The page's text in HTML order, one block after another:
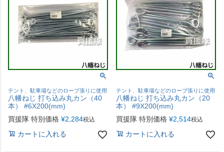
テント、駐車場などのロープ張りに使用
八幡ねじ 打ち込み丸カン（40
本） #6X200(mm)
買援隊 特別価格 ¥2,284税込
カートに入れる
テント、駐車場などのロープ張りに使用
八幡ねじ 打ち込み丸カン（20
本） #9X200(mm)
買援隊 特別価格 ¥2,514税込
カートに入れる